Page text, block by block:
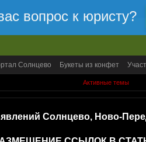
Солнцево Букеты из конфет
Активные темы
Солнцево, Ново-